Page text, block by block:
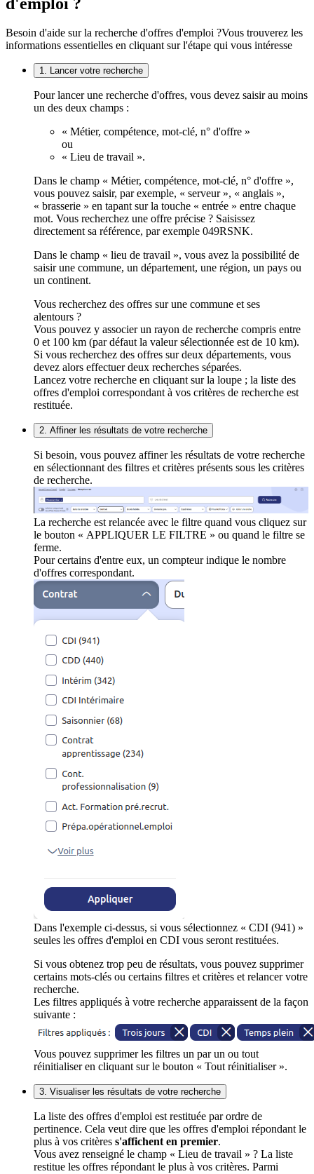
Besoin d'aide sur la recherche d'offres d'emploi ?Vous trouverez les
informations essentielles en cliquant sur l'étape qui vous intéresse
1. Lancer votre recherche
Pour lancer une recherche d'offres, vous devez saisir au moins
un des deux champs :
« Métier, compétence, mot-clé, n° d'offre »
ou
« Lieu de travail ».
Dans le champ « Métier, compétence, mot-clé, n° d'offre »,
vous pouvez saisir, par exemple, « serveur », « anglais »,
« brasserie » en tapant sur la touche « entrée » entre chaque
mot. Vous recherchez une offre précise ? Saisissez
directement sa référence, par exemple 049RSNK.
Dans le champ « lieu de travail », vous avez la possibilité de
saisir une commune, un département, une région, un pays ou
un continent.
Vous recherchez des offres sur une commune et ses
alentours ?
Vous pouvez y associer un rayon de recherche compris entre
0 et 100 km (par défaut la valeur sélectionnée est de 10 km).
Si vous recherchez des offres sur deux départements, vous
devez alors effectuer deux recherches séparées.
Lancez votre recherche en cliquant sur la loupe ; la liste des
offres d'emploi correspondant à vos critères de recherche est
restituée.
2. Affiner les résultats de votre recherche
Si besoin, vous pouvez affiner les résultats de votre recherche
en sélectionnant des filtres et critères présents sous les critères
de recherche.
La recherche est relancée avec le filtre quand vous cliquez sur
le bouton « APPLIQUER LE FILTRE » ou quand le filtre se
ferme.
Pour certains d'entre eux, un compteur indique le nombre
d'offres correspondant.
Dans l'exemple ci-dessus, si vous sélectionnez « CDI (941) »
seules les offres d'emploi en CDI vous seront restituées.
Si vous obtenez trop peu de résultats, vous pouvez supprimer
certains mots-clés ou certains filtres et critères et relancer votre
recherche.
Les filtres appliqués à votre recherche apparaissent de la façon
suivante :
Vous pouvez supprimer les filtres un par un ou tout
réinitialiser en cliquant sur le bouton « Tout réinitialiser ».
3. Visualiser les résultats de votre recherche
La liste des offres d'emploi est restituée par ordre de
pertinence. Cela veut dire que les offres d'emploi répondant le
plus à vos critères s'affichent en premier.
Vous avez renseigné le champ « Lieu de travail » ? La liste
restitue les offres répondant le plus à vos critères. Parmi